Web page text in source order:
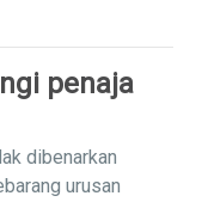
penaja
dibenarkan
urusan